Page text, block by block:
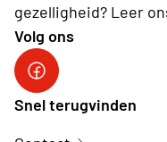
gezelligheid? Leer
Volg ons
Neos Dilsen-
Snel terugvinden